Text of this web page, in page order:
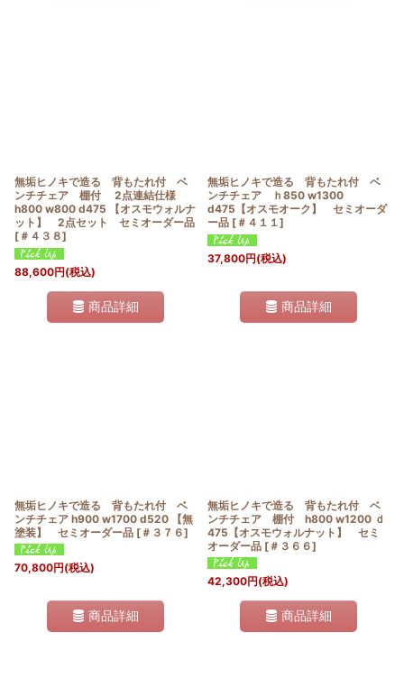
無垢ヒノキで造る 背もたれ付 ベ
ンチチェア 棚付 2点連結仕様
h800 w800 d475 【オスモウォルナ
ット】 2点セット セミオーダー品
[ ＃４３８]
88,600円(税込)
商品詳細
無垢ヒノキで造る 背もたれ付 ベ
ンチチェア ｈ850 w1300
d475【オスモオーク】 セミオーダ
ー品 [ ＃４１１]
37,800円(税込)
商品詳細
無垢ヒノキで造る 背もたれ付 ベ
ンチチェア h900 w1700 d520 【無
塗装】 セミオーダー品 [ ＃３７６]
70,800円(税込)
商品詳細
無垢ヒノキで造る 背もたれ付 ベ
ンチチェア 棚付 h800 w1200 ｄ
475【オスモウォルナット】 セミ
オーダー品 [ ＃３６６]
42,300円(税込)
商品詳細